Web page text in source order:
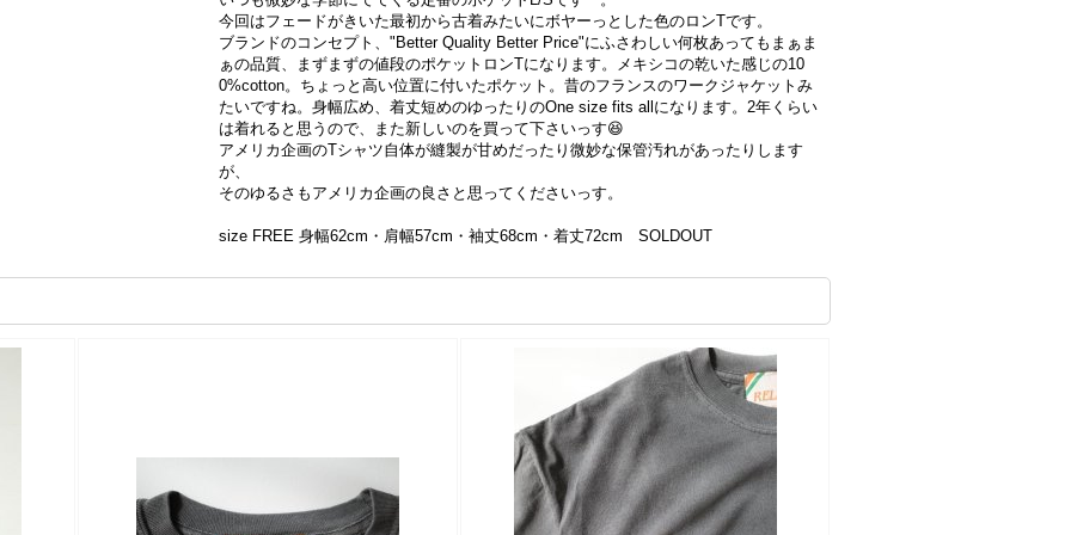
今回はフェードがきいた最初から古着みたいにボヤーっとした色のロンTです。
ブランドのコンセプト、"Better Quality Better Price"にふさわしい何枚あってもまぁま
ぁの品質、まずまずの値段のポケットロンTになります。メキシコの乾いた感じの10
0%cotton。ちょっと高い位置に付いたポケット。昔のフランスのワークジャケットみ
たいですね。身幅広め、着丈短めのゆったりのOne size fits allになります。2年くらい
は着れると思うので、また新しいのを買って下さいっす😆
アメリカ企画のTシャツ自体が縫製が甘めだったり微妙な保管汚れがあったりします
が、
そのゆるさもアメリカ企画の良さと思ってくださいっす。
size FREE 身幅62cm・肩幅57cm・袖丈68cm・着丈72cm SOLDOUT